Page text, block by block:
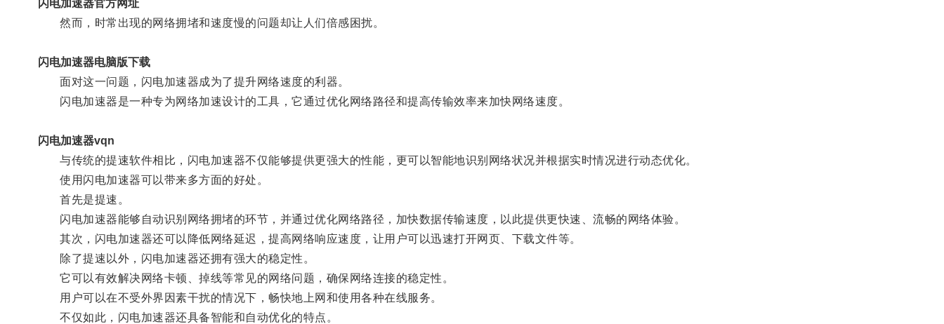
闪电加速器官方网址
然而，时常出现的网络拥堵和速度慢的问题却让人们倍感困扰。
闪电加速器电脑版下载
面对这一问题，闪电加速器成为了提升网络速度的利器。
闪电加速器是一种专为网络加速设计的工具，它通过优化网络路径和提高传输效率来加快网络速度。
闪电加速器vqn
与传统的提速软件相比，闪电加速器不仅能够提供更强大的性能，更可以智能地识别网络状况并根据实时情况进行动态优化。
使用闪电加速器可以带来多方面的好处。
首先是提速。
闪电加速器能够自动识别网络拥堵的环节，并通过优化网络路径，加快数据传输速度，以此提供更快速、流畅的网络体验。
其次，闪电加速器还可以降低网络延迟，提高网络响应速度，让用户可以迅速打开网页、下载文件等。
除了提速以外，闪电加速器还拥有强大的稳定性。
它可以有效解决网络卡顿、掉线等常见的网络问题，确保网络连接的稳定性。
用户可以在不受外界因素干扰的情况下，畅快地上网和使用各种在线服务。
不仅如此，闪电加速器还具备智能和自动优化的特点。